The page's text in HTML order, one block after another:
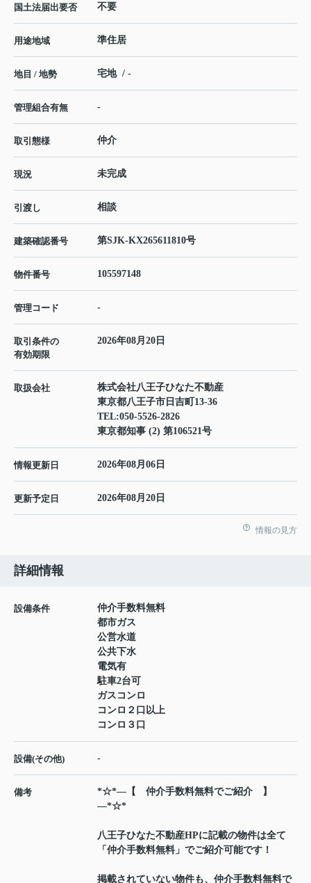
国土法届出要否 不要
用途地域 準住居
地目 / 地勢 宅地 / -
管理組合有無 -
取引態様 仲介
現況 未完成
引渡し 相談
建築確認番号 第SJK-KX265611810号
物件番号 105597148
管理コード -
取引条件の
有効期限
2026年08月20日
取扱会社
株式会社八王子ひなた不動産
東京都八王子市日吉町13-36
TEL:050-5526-2826
東京都知事 (2) 第106521号
情報更新日 2026年08月06日
更新予定日 2026年08月20日
情報の見方
詳細情報
設備条件
仲介手数料無料
都市ガス
公営水道
公共下水
電気有
駐車2台可
ガスコンロ
コンロ２口以上
コンロ３口
設備(その他) -
備考
*☆*―【 仲介手数料無料でご紹介 】
―*☆*
八王子ひなた不動産HPに記載の物件は全て
「仲介手数料無料」でご紹介可能です！
掲載されていない物件も、仲介手数料無料で